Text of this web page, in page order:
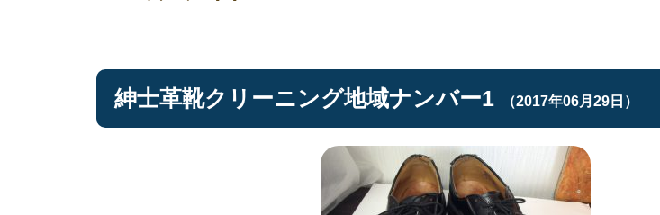
紳士革靴クリーニング地域ナンバー1 （2017年06月29日）